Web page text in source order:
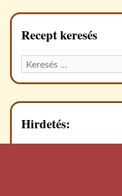
Recept keresés
Keresett
recept:
Hirdetés: